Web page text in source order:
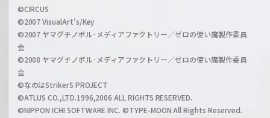
a
r
z
i
l
h
a
©CIRCUS
©2007 VisualArt's/Key
©2007 ヤマグチノボル･メディアファクトリー／ゼロの使い魔製作委員
会
©2008 ヤマグチノボル･メディアファクトリー／ゼロの使い魔製作委員
会
©なのはStrikerS PROJECT
©ATLUS CO.,LTD.1996,2006 ALL RIGHTS RESERVED.
©NIPPON ICHI SOFTWARE INC. ©TYPE-MOON All Rights Reserved.